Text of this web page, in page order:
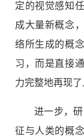
定的视觉感知
成大量新概念
络所生成的概
习，而是直接
力完整地再现了
进一步，
征与人类的概